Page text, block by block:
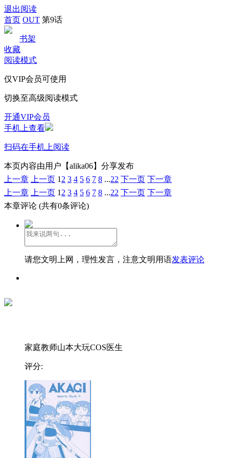
退出阅读
首页 OUT 第9话
书架
收藏
阅读模式
仅VIP会员可使用
切换至高级阅读模式
开通VIP会员
手机上查看
扫码在手机上阅读
本页内容由用户【alika06】分享发布
上一章
上一页 1 2 3 4 5 6 7 8 ...22 下一页 下一章
上一章
上一页 1 2 3 4 5 6 7 8 ...22 下一页 下一章
本章评论 (共有0条评论)
请您文明上网，理性发言，注意文明用语发表评论
家庭教师山本大玩COS医生
评分: